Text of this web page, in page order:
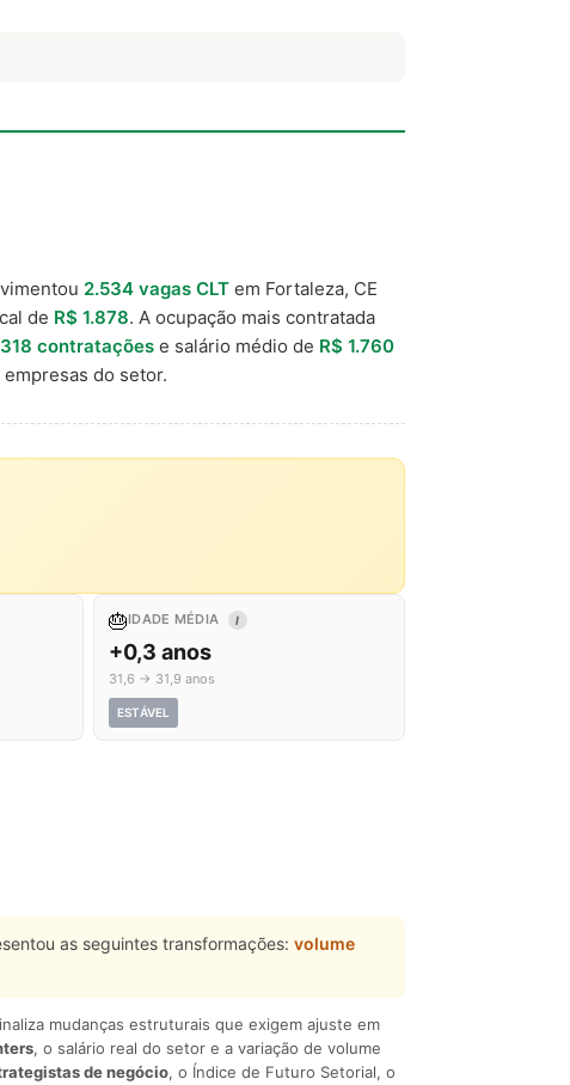
2.534 vagas CLT em Fortaleza, CE
de R$ 1.878. A ocupação mais contratada
318 contratações e salário médio de R$ 1.760
do setor.
🎂IDADE MÉDIA I
+0,3 anos
31,6 → 31,9 anos
ESTÁVEL
as seguintes transformações: volume
mudanças estruturais que exigem ajuste em
, o salário real do setor e a variação de volume
de negócio, o Índice de Futuro Setorial, o